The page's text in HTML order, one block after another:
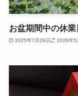
お盆期間中の休
2025年7月29日 2026年5